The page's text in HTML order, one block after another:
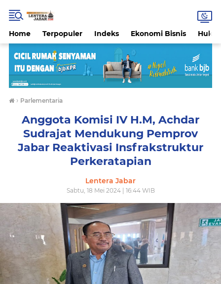
Home Terpopuler Indeks Ekonomi Bisnis
› Parlementaria
Anggota Komisi IV H.M, Achdar
Sudrajat Mendukung Pemprov
Jabar Reaktivasi Insfrakstruktur
Perkeratapian
Lentera Jabar
Sabtu, 18 Mei 2024 | 16:44 WIB